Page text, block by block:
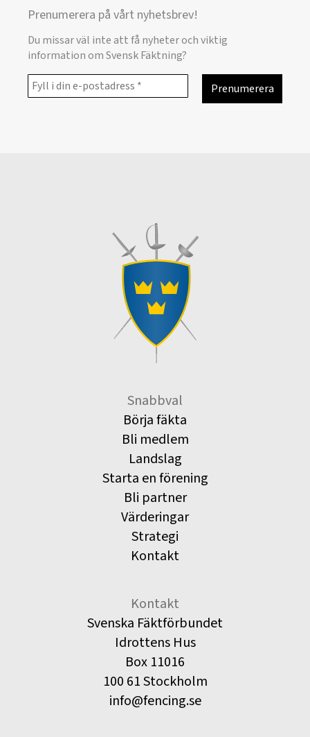
Prenumerera på vårt nyhetsbrev!
Du missar väl inte att få nyheter och viktig
information om Svensk Fäktning?
Snabbval
Börja fäkta
Bli medlem
Landslag
Starta en förening
Bli partner
Värderingar
Strategi
Kontakt
Kontakt
Svenska Fäktförbundet
Idrottens Hus
Box 11016
100 61 Stockholm
info@fencing.se